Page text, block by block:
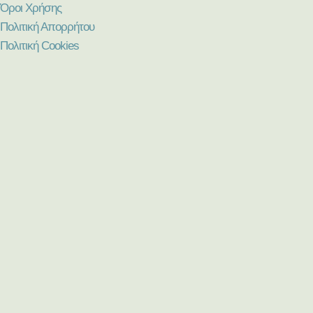
Όροι Χρήσης
Πολιτική Απορρήτου
Πολιτική Cookies